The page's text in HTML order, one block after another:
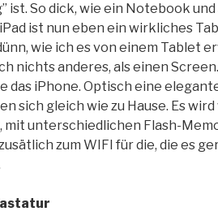
ist. So dick, wie ein Notebook und
ist nun eben ein wirkliches
wie ich es von einem Tablet
nichts anderes, als einen
das iPhone. Optisch eine
sich gleich wie zu Hause. Es
mit unterschiedlichen Flash-
zum WIFI für die, die es